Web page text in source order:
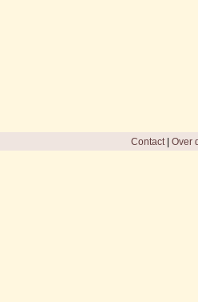
Contact| Over